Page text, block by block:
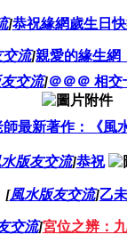
]恭祝緣網歲生日
流]親愛的緣生網
交流]＠＠＠ 相交
最新著作：《風
版友交流]恭祝
[風水版友交流]乙
交流]宮位之辨：